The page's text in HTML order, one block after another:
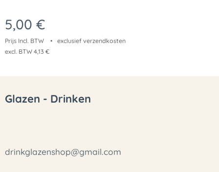
5,00 €
Prijs Incl. BTW
exclusief verzendkosten
excl. BTW 4,13 €
Glazen - Drinken
drinkglazenshop@gmail.com